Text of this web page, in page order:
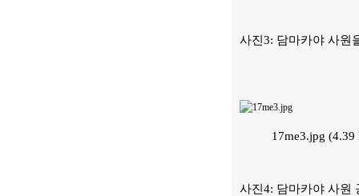
사진3: 담마카야 사원
17me3.jpg
사진4: 담마카야 사원